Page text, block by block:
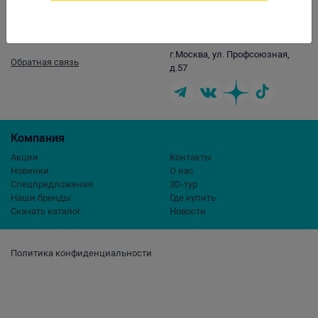
Политика конфиденциальности
Компания
Акции
Новинки
Спецпредложения
Наши бренды
Скачать каталог
Контакты
О нас
3D-тур
Где купить
Новости
Обратная связь
г.Москва, ул. Профсоюзная,
д.57